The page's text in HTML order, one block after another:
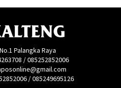
Palangka Raya
/ 085252852006
/ 085249695126